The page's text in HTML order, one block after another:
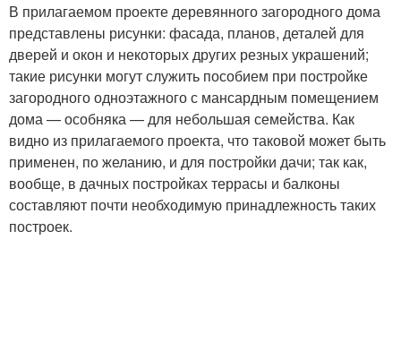
В прилагаемом проекте деревянного загородного дома
представлены рисунки: фасада, планов, деталей для
дверей и окон и некоторых других резных украшений;
такие рисунки могут служить пособием при постройке
загородного одноэтажного с мансардным помещением
дома — особняка — для небольшая семейства. Как
видно из прилагаемого проекта, что таковой может быть
применен, по желанию, и для постройки дачи; так как,
вообще, в дачных постройках террасы и балконы
составляют почти необходимую принадлежность таких
построек.